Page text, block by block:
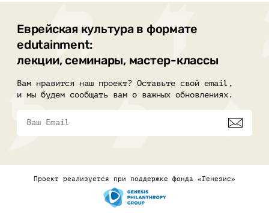
Еврейская культура в формате
edutainment:
лекции, семинары, мастер-классы
Вам нравится наш проект? Оставьте свой email,
и мы будем сообщать вам о важных обновлениях.
Проект реализуется при поддержке фонда «Генезис»